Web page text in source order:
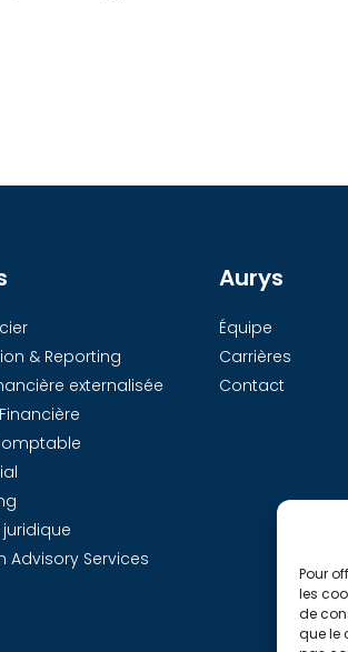
Pour
les
de
que le
& Reporting
externalisée
Advisory Services
Aurys
Équipe
Carrières
Contact